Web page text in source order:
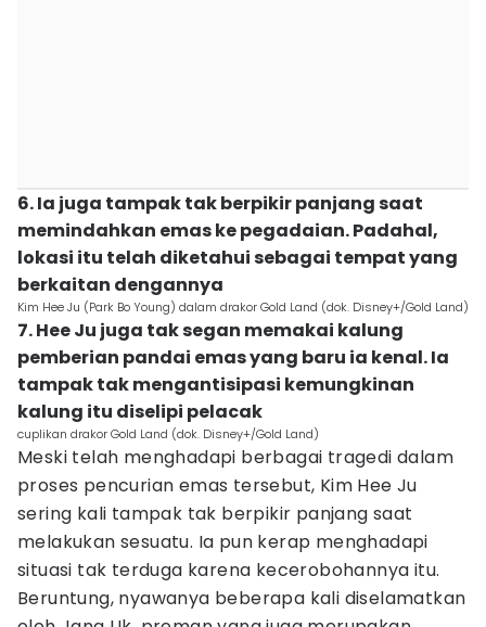
6. Ia juga tampak tak berpikir panjang saat
memindahkan emas ke pegadaian. Padahal,
lokasi itu telah diketahui sebagai tempat yang
berkaitan dengannya
Kim Hee Ju (Park Bo Young) dalam drakor Gold Land (dok. Disney+/Gold Land)
7. Hee Ju juga tak segan memakai kalung
pemberian pandai emas yang baru ia kenal. Ia
tampak tak mengantisipasi kemungkinan
kalung itu diselipi pelacak
cuplikan drakor Gold Land (dok. Disney+/Gold Land)
Meski telah menghadapi berbagai tragedi dalam
proses pencurian emas tersebut, Kim Hee Ju
sering kali tampak tak berpikir panjang saat
melakukan sesuatu. Ia pun kerap menghadapi
situasi tak terduga karena kecerobohannya itu.
Beruntung, nyawanya beberapa kali diselamatkan